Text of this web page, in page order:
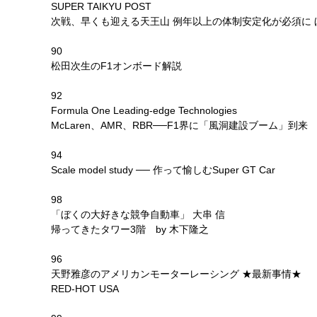
SUPER TAIKYU POST
次戦、早くも迎える天王山 例年以上の体制安定化が必須に
90
松田次生のF1オンボード解説
92
Formula One Leading-edge Technologies
McLaren、AMR、RBR──F1界に「風洞建設ブーム」到来
94
Scale model study ── 作って愉しむSuper GT Car
98
「ぼくの大好きな競争自動車」 大串 信
帰ってきたタワー3階 by 木下隆之
96
天野雅彦のアメリカンモーターレーシング ★最新事情★
RED-HOT USA